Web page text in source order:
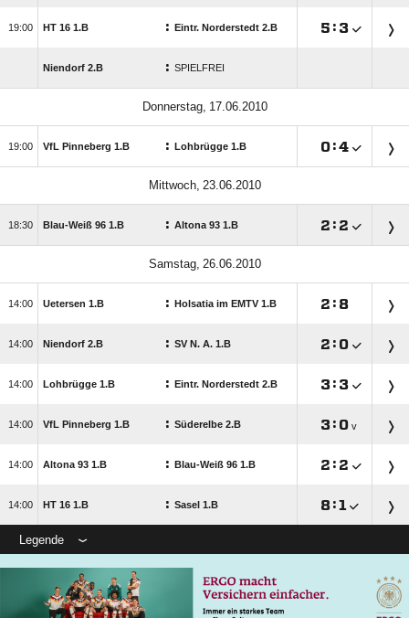
 HT 16 1.B : Eintr. Norderstedt 2.B  : 
Niendorf 2.B : SPIELFREI
 
 VfL Pinneberg 1.B : Lohbrügge 1.B :
 
 Blau-Weiß 96 1.B : Altona 93 1.B  : 
 
 Uetersen 1.B : Holsatia im EMTV 1.B  : 
 Niendorf 2.B : SV N. A. 1.B  : 
 Lohbrügge 1.B : Eintr. Norderstedt 2.B : 
 VfL Pinneberg 1.B : Süderelbe 2.B : v
 Altona 93 1.B : Blau-Weiß 96 1.B  : 
 HT 16 1.B : Sasel 1.B :
Legende